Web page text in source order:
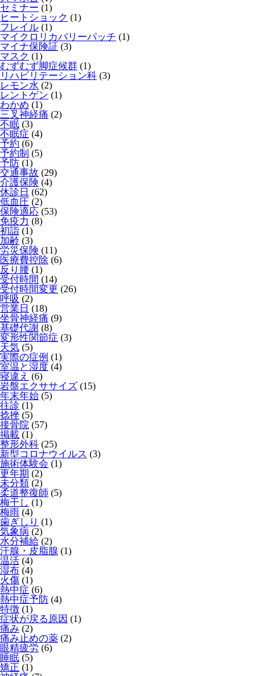
セミナー (1)
ヒートショック (1)
フレイル (1)
マイクロリカバリーパッチ (1)
マイナ保険証 (3)
マスク (1)
むずむず脚症候群 (1)
リハビリテーション科 (3)
レモン水 (2)
レントゲン (1)
わかめ (1)
三叉神経痛 (2)
不眠 (3)
不眠症 (4)
予約 (6)
予約制 (5)
予防 (1)
交通事故 (29)
介護保険 (4)
休診日 (62)
低血圧 (2)
保険適応 (53)
免疫力 (8)
初詣 (1)
加齢 (3)
労災保険 (11)
医療費控除 (6)
反り腰 (1)
受付時間 (14)
受付時間変更 (26)
呼吸 (2)
営業日 (18)
坐骨神経痛 (9)
基礎代謝 (8)
変形性関節症 (3)
天気 (5)
実際の症例 (1)
室温と湿度 (4)
寝違え (6)
岩盤エクササイズ (15)
年末年始 (5)
往診 (1)
捻挫 (5)
接骨院 (57)
掲載 (1)
整形外科 (25)
新型コロナウイルス (3)
施術体験会 (1)
更年期 (2)
未分類 (2)
柔道整復師 (5)
梅干し (1)
梅雨 (4)
歯ぎしり (1)
気象病 (2)
水分補給 (2)
汗腺・皮脂腺 (1)
温活 (4)
湿布 (4)
火傷 (1)
熱中症 (6)
熱中症予防 (4)
特徴 (1)
症状が戻る原因 (1)
痛み (2)
痛み止めの薬 (2)
眼精疲労 (6)
睡眠 (5)
矯正 (1)